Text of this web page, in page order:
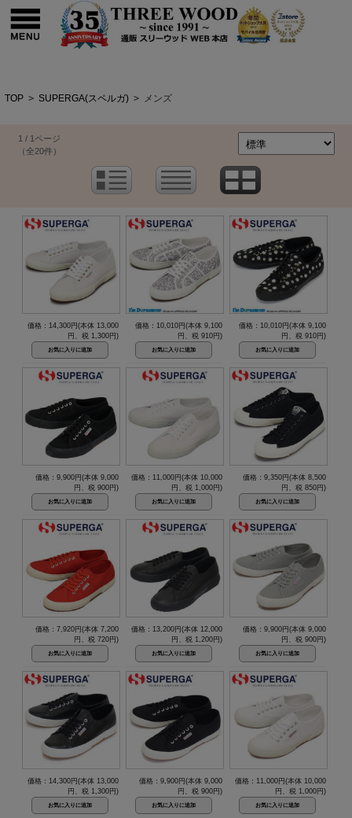
TOP > SUPERGA(スペルガ) > メンズ
1 / 1ページ
（全20件）
価格：14,300円(本体 13,000
円、税 1,300円)
価格：10,010円(本体 9,100
円、税 910円)
価格：10,010円(本体 9,100
円、税 910円)
価格：9,900円(本体 9,000
円、税 900円)
価格：11,000円(本体 10,000
円、税 1,000円)
価格：9,350円(本体 8,500
円、税 850円)
価格：7,920円(本体 7,200
円、税 720円)
価格：13,200円(本体 12,000
円、税 1,200円)
価格：9,900円(本体 9,000
円、税 900円)
価格：14,300円(本体 13,000
円、税 1,300円)
価格：9,900円(本体 9,000
円、税 900円)
価格：11,000円(本体 10,000
円、税 1,000円)